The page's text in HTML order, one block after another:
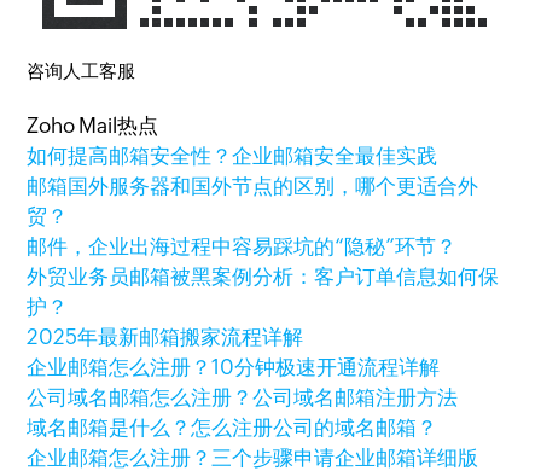
咨询人工客服
Zoho Mail热点
如何提高邮箱安全性？企业邮箱安全最佳实践
邮箱国外服务器和国外节点的区别，哪个更适合外
贸？
邮件，企业出海过程中容易踩坑的“隐秘”环节？
外贸业务员邮箱被黑案例分析：客户订单信息如何保
护？
2025年最新邮箱搬家流程详解
企业邮箱怎么注册？10分钟极速开通流程详解
公司域名邮箱怎么注册？公司域名邮箱注册方法
域名邮箱是什么？怎么注册公司的域名邮箱？
企业邮箱怎么注册？三个步骤申请企业邮箱详细版